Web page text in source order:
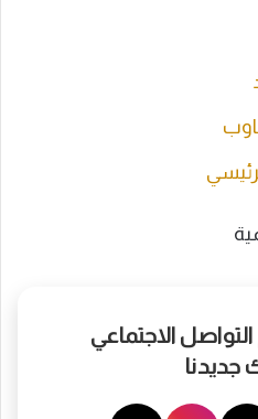
الاجتماعي
جديدنا